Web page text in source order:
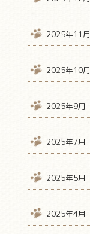
2025年11月
2025年10月
2025年9月
2025年7月
2025年5月
2025年4月